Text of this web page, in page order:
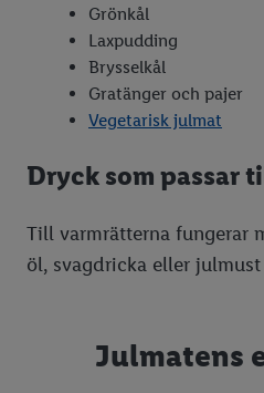
Grönkål
Laxpudding
Brysselkål
Gratänger och pajer
Vegetarisk julmat
Dryck som passar
Till varmrätterna fungerar
öl, svagdricka eller
Julmatens